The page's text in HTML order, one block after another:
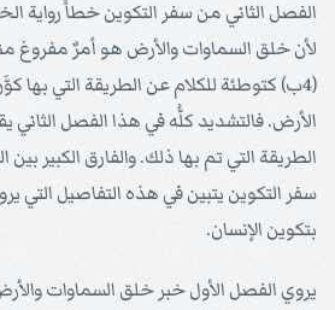
الفصل الثاني من سفر التكوين خطأً رواية
لأن خلق السماوات والأرض هو أمرٌ مفروغ
(4ب) كتوطئة للكلام عن الطريقة التي بها كوَّن
الأرض. فالتشديد كلُّه في هذا الفصل الثاني
الطريقة التي تم بها ذلك. والفارق الكبير بين
سفر التكوين يتبين في هذه التفاصيل التي
بتكوين الإنسان.
يروي الفصل الأول خبر خلق السماوات